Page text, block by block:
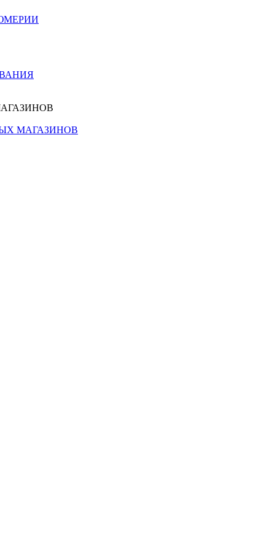
МАГАЗИНОВ